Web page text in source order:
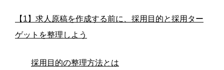
【1】求人原稿を作成する前に、採用目的と採用ター
ゲットを整理しよう
採用目的の整理方法とは